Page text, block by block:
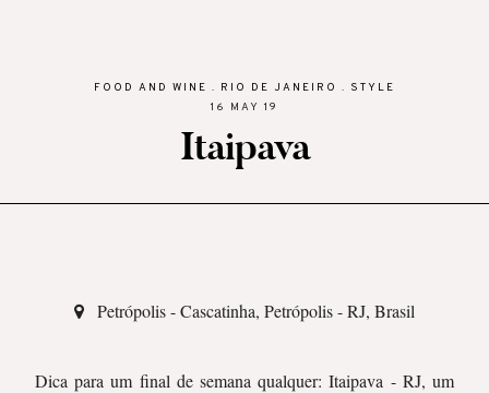
FOOD AND WINE . RIO DE JANEIRO . STYLE
16 MAY 19
Itaipava
Petrópolis - Cascatinha, Petrópolis - RJ, Brasil
Dica para um final de semana qualquer: Itaipava - RJ, um